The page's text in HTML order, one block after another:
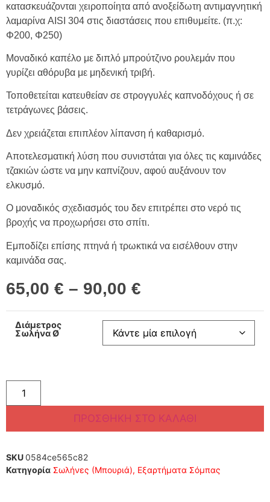
κατασκευάζονται χειροποίητα από ανοξείδωτη αντιμαγνητική
λαμαρίνα AISI 304 στις διαστάσεις που επιθυμείτε. (π.χ:
Φ200, Φ250)
Μοναδικό καπέλο με διπλό μπρούτζινο ρουλεμάν που
γυρίζει αθόρυβα με μηδενική τριβή.
Τοποθετείται κατευθείαν σε στρογγυλές καπνοδόχους ή σε
τετράγωνες βάσεις.
Δεν χρειάζεται επιπλέον λίπανση ή καθαρισμό.
Αποτελεσματική λύση που συνιστάται για όλες τις καμινάδες
τζακιών ώστε να μην καπνίζουν, αφού αυξάνουν τον
ελκυσμό.
Ο μοναδικός σχεδιασμός του δεν επιτρέπει στο νερό τις
βροχής να προχωρήσει στο σπίτι.
Εμποδίζει επίσης πτηνά ή τρωκτικά να εισέλθουν στην
καμινάδα σας.
65,00 € – 90,00 €
Διάμετρος
Σωλήνα Ø
ΠΡΟΣΘΉΚΗ ΣΤΟ ΚΑΛΆΘΙ
SKU0584ce565c82
Κατηγορία Σωλήνες (Μπουριά), Εξαρτήματα Σόμπας